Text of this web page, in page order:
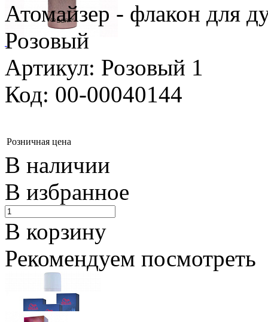
Атомайзер - флакон для
Розовый
Артикул: Розовый 1
Код: 00-00040144
Розничная цена
В наличии
В избранное
В корзину
Рекомендуем посмотреть